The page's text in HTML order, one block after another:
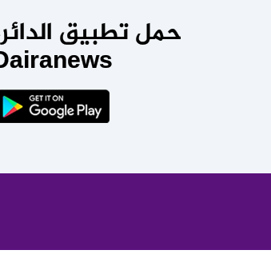
حمل تطبيق